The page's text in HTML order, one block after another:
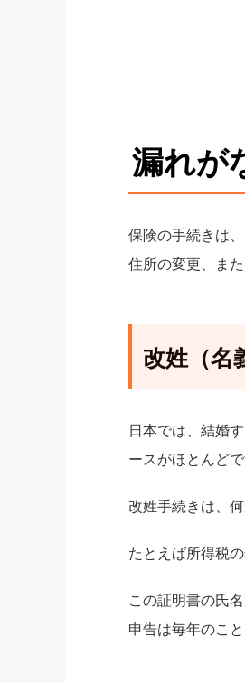
漏れが
保険の手続きは
住所の変更、ま
改姓（名
日本では、結婚
ースがほとんど
改姓手続きは、
たとえば所得税
この証明書の氏
申告は毎年のこ